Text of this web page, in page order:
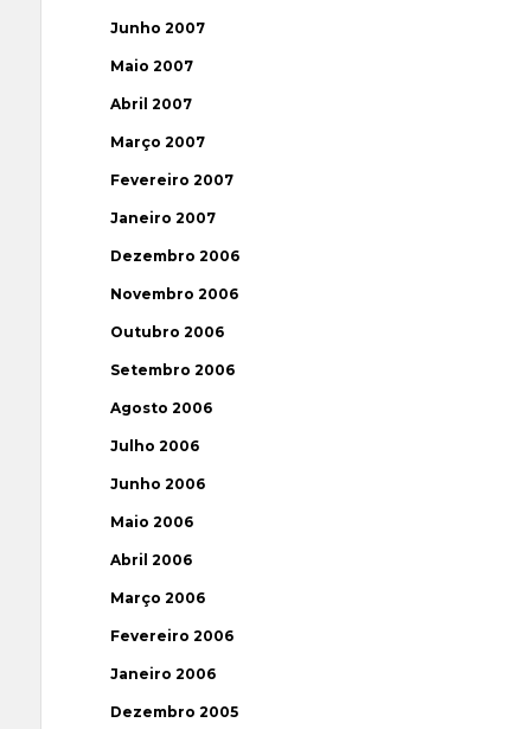
Junho 2007
Maio 2007
Abril 2007
Março 2007
Fevereiro 2007
Janeiro 2007
Dezembro 2006
Novembro 2006
Outubro 2006
Setembro 2006
Agosto 2006
Julho 2006
Junho 2006
Maio 2006
Abril 2006
Março 2006
Fevereiro 2006
Janeiro 2006
Dezembro 2005